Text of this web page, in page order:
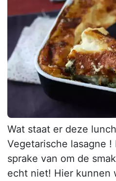
Wat staat er deze
Vegetarische lasagne !
sprake van om de
echt niet! Hier kunnen